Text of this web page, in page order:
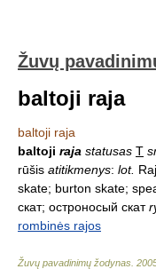
Žuvų
baltoji raja
baltoji raja
baltoji raja statusas T
rūšis atitikmenys: lot.
skate; burton skate;
скат; остроносый скат
rombinės rajos
Žuvų pavadinimų žodynas